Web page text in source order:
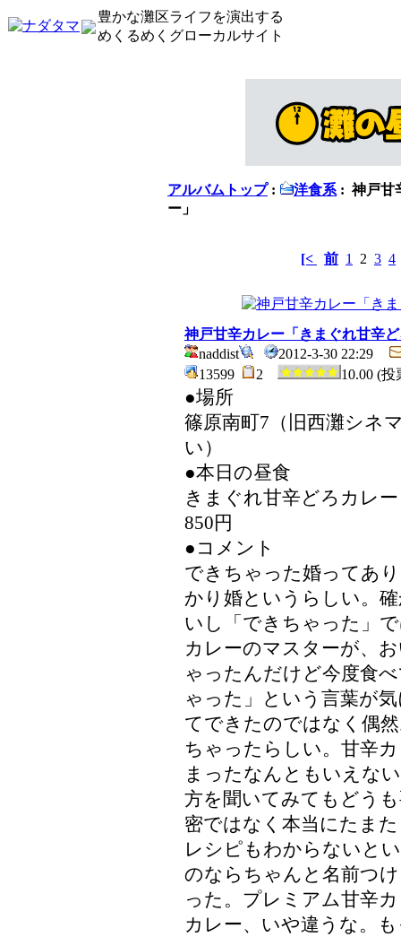
豊かな灘区ライフを演出する
めくるめくグローカルサイト
アルバムトップ: 洋食系 : 神戸甘
ー」
[< 前 1 2 3 4
神戸甘辛カレー「きまぐれ甘辛
naddist
2012-3-30 22:29
13599
2 10.00 (投
●場所
篠原南町7（旧西灘シネ
い）
●本日の昼食
きまぐれ甘辛どろカレ
850円
●コメント
できちゃった婚ってあ
かり婚というらしい。
いし「できちゃった」
カレーのマスターが、
ゃったんだけど今度食
ゃった」という言葉が
てできたのではなく偶
ちゃったらしい。甘辛
まったなんともいえな
方を聞いてみてもどう
密ではなく本当にたま
レシピもわからないと
のならちゃんと名前つ
った。プレミアム甘辛
カレー、いや違うな。